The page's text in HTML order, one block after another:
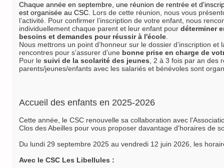
Chaque année en septembre, une réunion de rentrée et
est organisée au CSC. Lors de cette réunion, nous vous
l’activité. Pour confirmer l’inscription de votre enfant, nous
individuellement chaque parent et leur enfant pour déterminer
besoins et demandes pour réussir à l'école
Nous mettrons un point d’honneur sur le dossier d’inscription et
rencontres pour s’assurer d’une bonne prise en charge de
Pour le suivi de la scolarité des jeunes , 2 à 3 fois par an des
parents/jeunes/enfants avec les salariés et bénévoles sont
Accueil des enfants en 2025-2026
Cette année, le CSC renouvelle sa collaboration avec
Clos des Abeilles pour vous proposer davantage d'horaires de
Du lundi 29 septembre 2025 au vendredi 12 juin 2026, les
Avec le CSC Les Libellules :